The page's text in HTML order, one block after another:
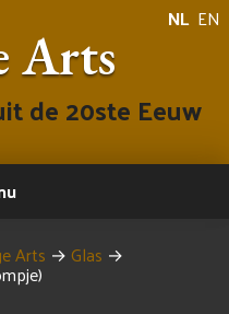
NL EN
Arts
de 20ste Eeuw
Arts → Glas →